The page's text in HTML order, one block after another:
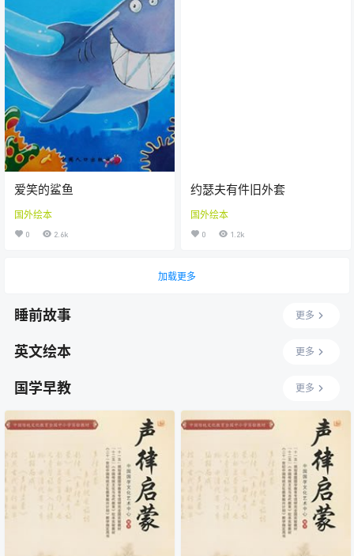
爱笑的鲨鱼
国外绘本
0 2.6k
约瑟夫有件旧外套
国外绘本
0 1.2k
加载更多
睡前故事 更多
英文绘本 更多
国学早教 更多